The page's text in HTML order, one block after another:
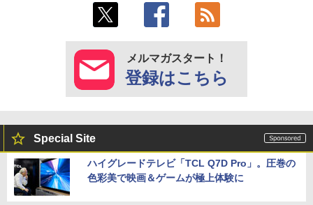
メルマガスタート！
登録はこちら
Special Site
ハイグレードテレビ「TCL Q7D Pro」。圧巻の
色彩美で映画＆ゲームが極上体験に